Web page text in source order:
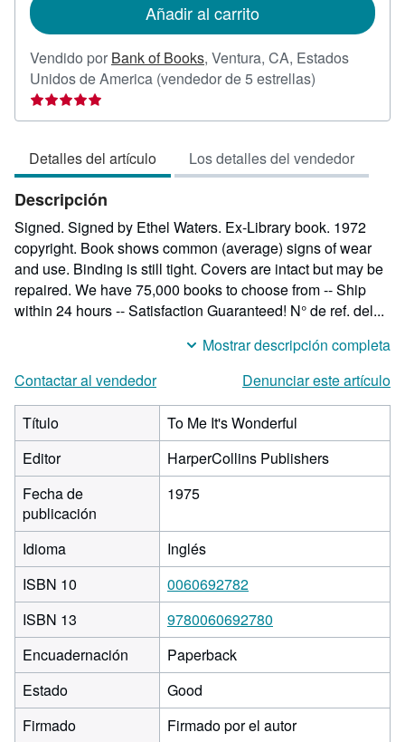
envío
Añadir al carrito
Vendido por Bank of Books, Ventura, CA, Estados
Unidos de America (vendedor de 5 estrellas)
vendedor:
de
5
Detalles del artículo Los detalles del vendedor
Descripción
Signed. Signed by Ethel Waters. Ex-Library book. 1972
copyright. Book shows common (average) signs of wear
and use. Binding is still tight. Covers are intact but may be
repaired. We have 75,000 books to choose from -- Ship
within 24 hours -- Satisfaction Guaranteed! N° de ref. del...
Mostrar descripción completa
Contactar al vendedor
Denunciar este artículo
Título
To Me It's Wonderful
Editor
HarperCollins Publishers
Fecha de
publicación
1975
Idioma
Inglés
ISBN 10
0060692782
ISBN 13
9780060692780
Encuadernación
Paperback
Estado
Good
Firmado
Firmado por el autor